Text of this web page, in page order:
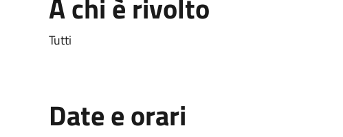
A chi è rivolto
Tutti
Date e orari